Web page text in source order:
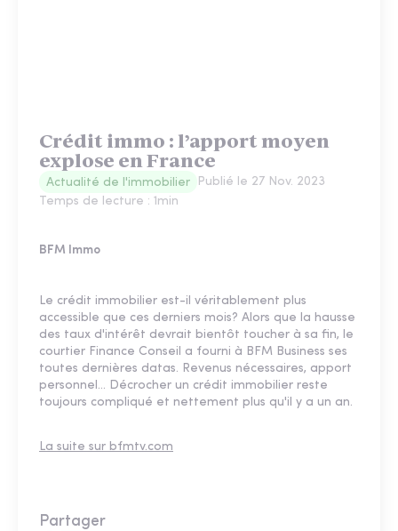
Crédit immo : l’apport moyen
explose en France
Actualité de l'immobilier Publié le 27 Nov. 2023
Temps de lecture : 1min
BFM Immo
Le crédit immobilier est-il véritablement plus
accessible que ces derniers mois? Alors que la hausse
des taux d'intérêt devrait bientôt toucher à sa fin, le
courtier Finance Conseil a fourni à BFM Business ses
toutes dernières datas. Revenus nécessaires, apport
personnel... Décrocher un crédit immobilier reste
toujours compliqué et nettement plus qu'il y a un an.
La suite sur bfmtv.com
Partager